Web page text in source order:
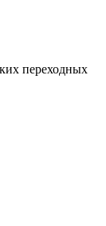
переходных